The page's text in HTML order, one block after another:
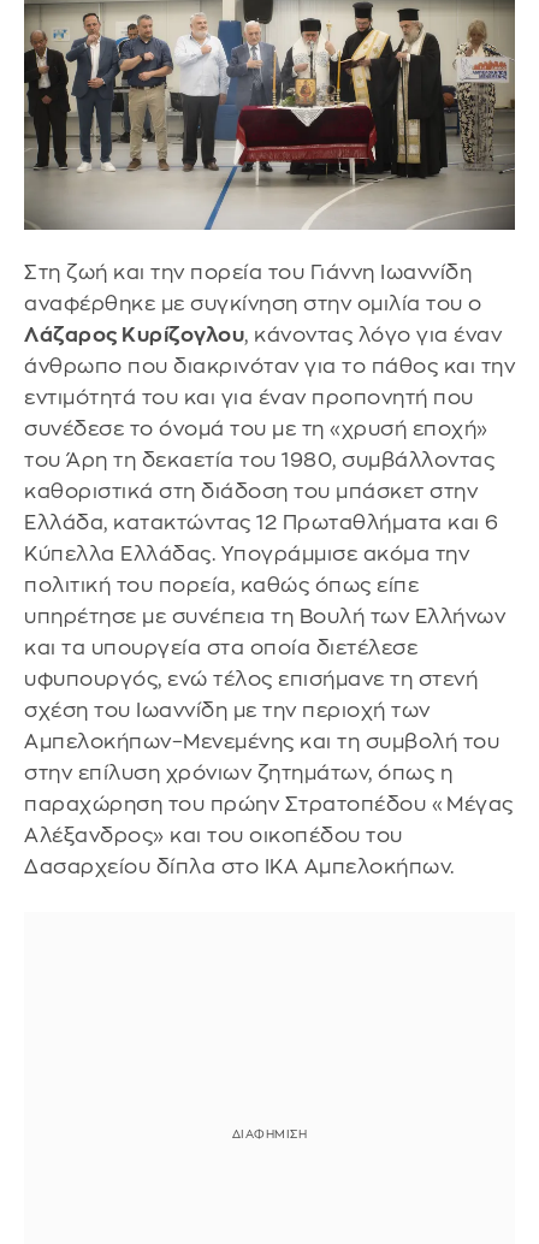
Στη ζωή και την πορεία του Γιάννη Ιωαννίδη
αναφέρθηκε με συγκίνηση στην ομιλία του ο
Λάζαρος Κυρίζογλου, κάνοντας λόγο για έναν
άνθρωπο που διακρινόταν για το πάθος και την
εντιμότητά του και για έναν προπονητή που
συνέδεσε το όνομά του με τη «χρυσή εποχή»
του Άρη τη δεκαετία του 1980, συμβάλλοντας
καθοριστικά στη διάδοση του μπάσκετ στην
Ελλάδα, κατακτώντας 12 Πρωταθλήματα και 6
Κύπελλα Ελλάδας. Υπογράμμισε ακόμα την
πολιτική του πορεία, καθώς όπως είπε
υπηρέτησε με συνέπεια τη Βουλή των Ελλήνων
και τα υπουργεία στα οποία διετέλεσε
υφυπουργός, ενώ τέλος επισήμανε τη στενή
σχέση του Ιωαννίδη με την περιοχή των
Αμπελοκήπων–Μενεμένης και τη συμβολή του
στην επίλυση χρόνιων ζητημάτων, όπως η
παραχώρηση του πρώην Στρατοπέδου «Μέγας
Αλέξανδρος» και του οικοπέδου του
Δασαρχείου δίπλα στο ΙΚΑ Αμπελοκήπων.